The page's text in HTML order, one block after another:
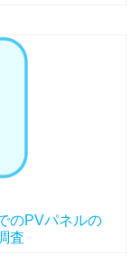
のPVパネルの
査